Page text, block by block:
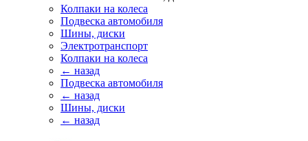
Колпаки на колеса
Подвеска автомобиля
Шины, диски
Электротранспорт
Колпаки на колеса
← назад
Подвеска автомобиля
← назад
Шины, диски
← назад